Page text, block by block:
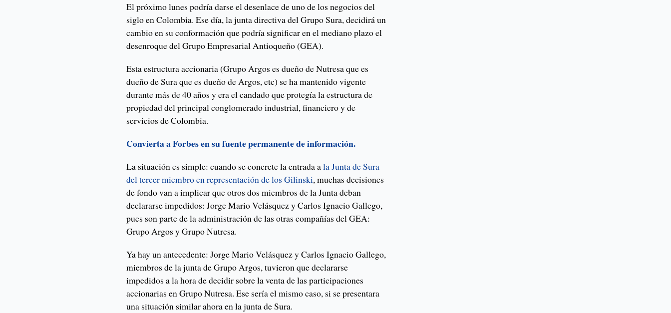
El próximo lunes podría darse el desenlace de uno de los negocios del
siglo en Colombia. Ese día, la junta directiva del Grupo Sura, decidirá un
cambio en su conformación que podría significar en el mediano plazo el
desenroque del Grupo Empresarial Antioqueño (GEA).
Esta estructura accionaria (Grupo Argos es dueño de Nutresa que es
dueño de Sura que es dueño de Argos, etc) se ha mantenido vigente
durante más de 40 años y era el candado que protegía la estructura de
propiedad del principal conglomerado industrial, financiero y de
servicios de Colombia.
Convierta a Forbes en su fuente permanente de información.
La situación es simple: cuando se concrete la entrada ala Junta de Sura
del tercer miembro en representación de los Gilinski, muchas decisiones
de fondo van a implicar que otros dos miembros de la Junta deban
declararse impedidos: Jorge Mario Velásquez y Carlos Ignacio Gallego,
pues son parte de la administración de las otras compañías del GEA:
Grupo Argos y Grupo Nutresa.
Ya hay un antecedente: Jorge Mario Velásquez y Carlos Ignacio Gallego,
miembros de la junta de Grupo Argos, tuvieron que declararse
impedidos a la hora de decidir sobre la venta de las participaciones
accionarias en Grupo Nutresa. Ese sería el mismo caso, si se presentara
una situación similar ahora en la junta de Sura.